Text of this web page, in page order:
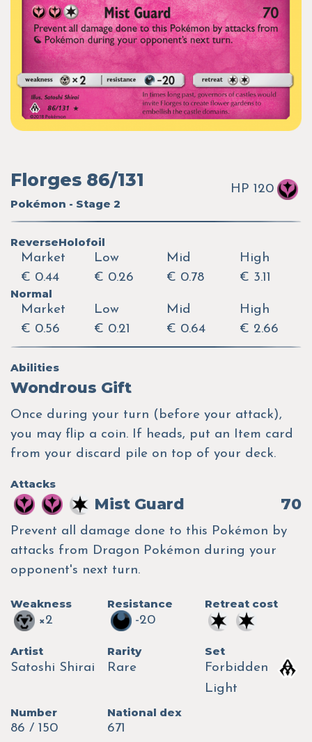
Florges 86/131
Pokémon - Stage 2
HP 120
ReverseHolofoil
Market
€ 0.44
Low
€ 0.26
Mid
€ 0.78
High
€ 3.11
Normal
Market
€ 0.56
Low
€ 0.21
Mid
€ 0.64
High
€ 2.66
Abilities
Wondrous Gift
Once during your turn (before your attack),
you may flip a coin. If heads, put an Item card
from your discard pile on top of your deck.
Attacks
Mist Guard 70
Prevent all damage done to this Pokémon by
attacks from Dragon Pokémon during your
opponent's next turn.
Weakness
×2
Resistance
-20
Retreat cost
Artist
Satoshi Shirai
Rarity
Rare
Set
Forbidden
Light
Number
86 / 150
National dex
671